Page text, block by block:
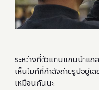
ระหว่างที่ตัวแทนแกนนำแ
เห็นไมค์ที่กำลังถ่ายรูปอยู่เ
เหมือนกันนะ